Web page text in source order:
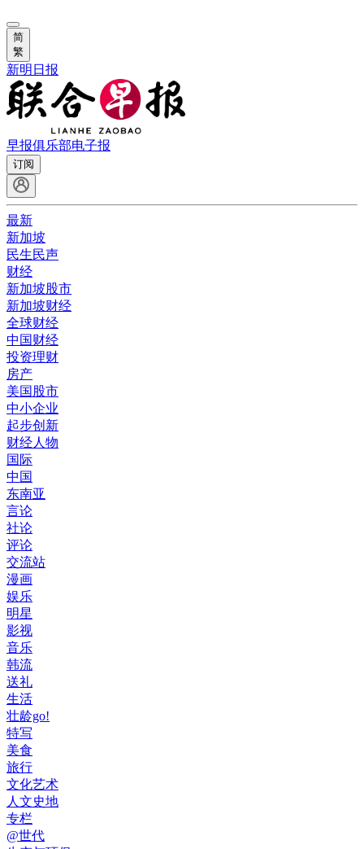
简
繁
新明日报
早报俱乐部电子报
订阅
最新
新加坡
民生民声
财经
新加坡股市
新加坡财经
全球财经
中国财经
投资理财
房产
美国股市
中小企业
起步创新
财经人物
国际
中国
东南亚
言论
社论
评论
交流站
漫画
娱乐
明星
影视
音乐
韩流
送礼
生活
壮龄go!
特写
美食
旅行
文化艺术
人文史地
专栏
@世代